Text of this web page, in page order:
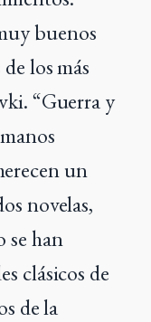
buenos
los más
“Guerra y
un
novelas,
se han
clásicos de
de la